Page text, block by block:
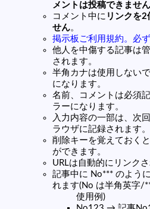
メントは投稿できません
コメント中に リンクを2
せん。
掲示板ご利用規約。必
他人を中傷する記事は
されます。
半角カナは使用しない
になります。
名前、コメントは必須
ラーになります。
入力内容の一部は、次
ラウザに記録されます。
削除キーを覚えておく
ができます。
URLは自動的にリンクさ
記事中に No*** のよう
れます(No は半角英字/
使用例)